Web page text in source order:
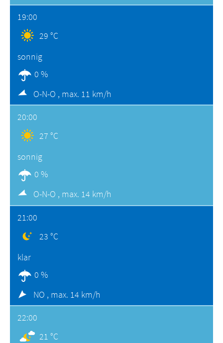
19:00
29 °C
sonnig
0 %
O-N-O , max. 11 km/h
20:00
27 °C
sonnig
0 %
O-N-O , max. 14 km/h
21:00
23 °C
klar
0 %
NO , max. 14 km/h
22:00
21 °C